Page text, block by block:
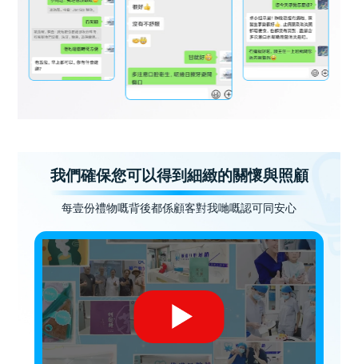
我們確保您可以得到細緻的關懷與照顧
每壹份禮物嘅背後都係顧客對我哋嘅認可同安心